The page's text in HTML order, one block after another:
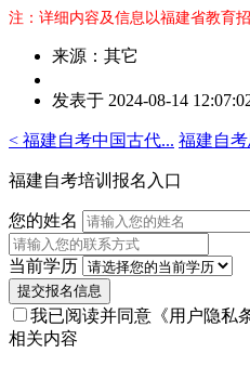
注：详细内容及信息以福建省教育
来源：其它
者：
老
师
发表于 2024-08-14
< 福建自考中国古代... 福建自
福建自考培训报名入口
您的姓名
当前学历
提交报名信息
我已阅读并同意 《用户隐私
相关内容